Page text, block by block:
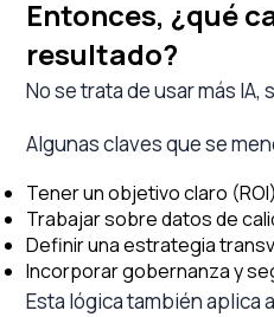
Entonces, ¿qué
resultado?
No se trata de usar más IA,
Algunas claves que se
Tener un objetivo claro (ROI)
Trabajar sobre datos de
Definir una estrategia
Incorporar gobernanza y
Esta lógica también aplica